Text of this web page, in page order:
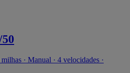
· Manual · 4 velocidades ·